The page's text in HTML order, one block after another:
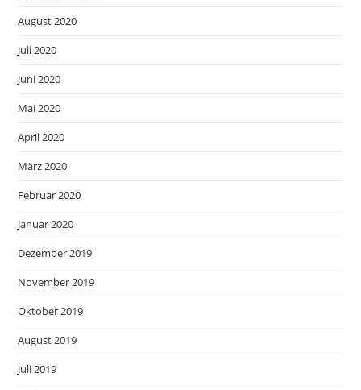
August 2020
Juli 2020
Juni 2020
Mai 2020
April 2020
März 2020
Februar 2020
Januar 2020
Dezember 2019
November 2019
Oktober 2019
August 2019
Juli 2019